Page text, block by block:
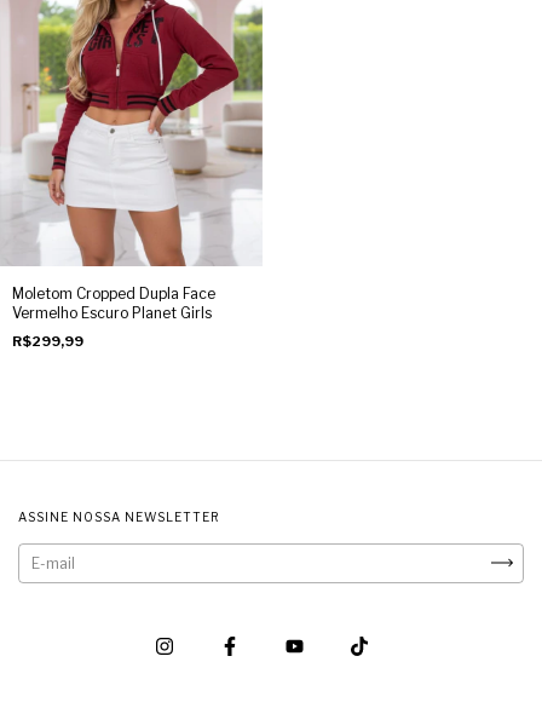
Moletom Cropped Dupla Face
Vermelho Escuro Planet Girls
R$299,99
ASSINE NOSSA NEWSLETTER